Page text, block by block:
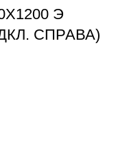
Э
СПРАВА)